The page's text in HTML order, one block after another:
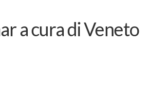
a cura di Veneto